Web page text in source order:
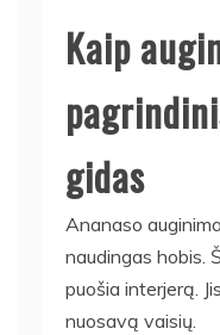
Kaip
gidas
Ananaso
naudingas hobis.
puošia interjerą.
nuosavą vaisių.